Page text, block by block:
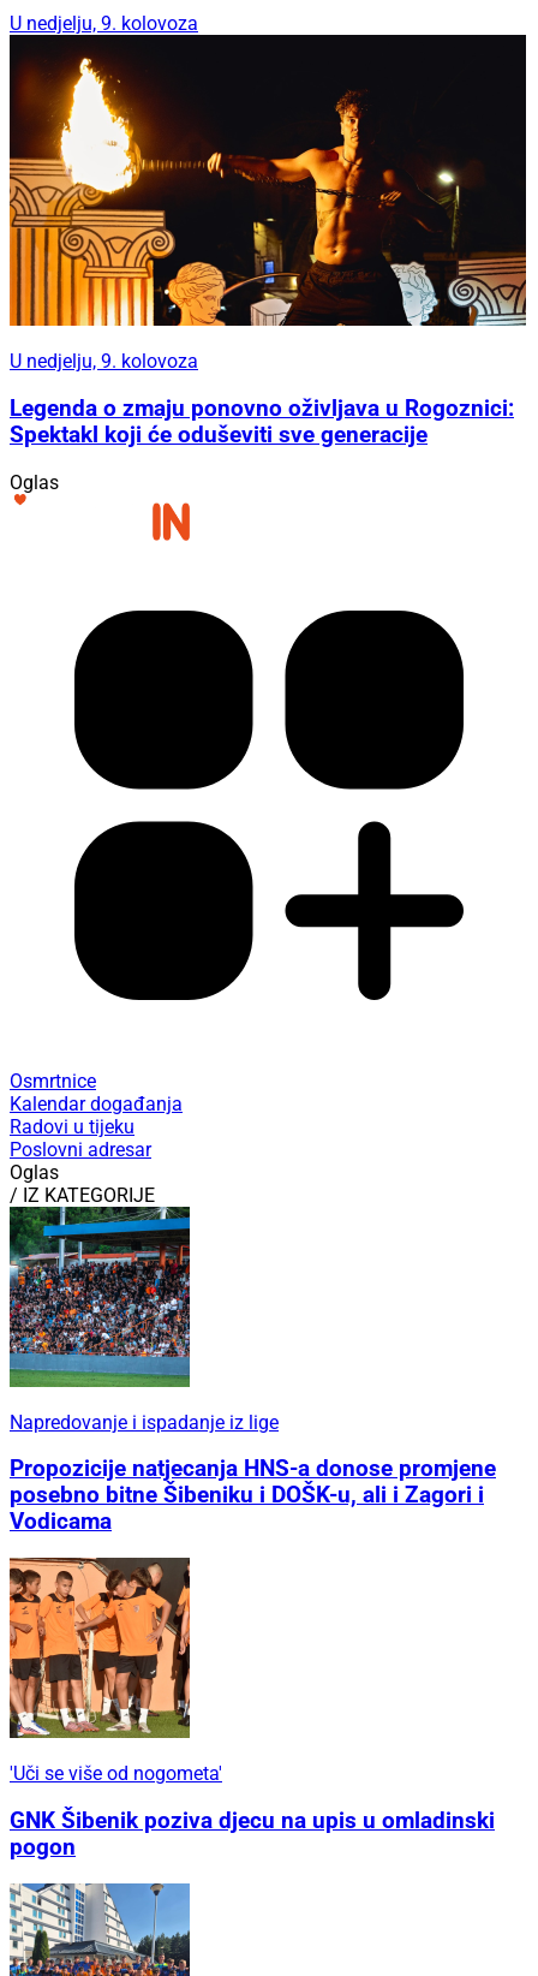
U nedjelju, 9. kolovoza
U nedjelju, 9. kolovoza
Legenda o zmaju ponovno oživljava u Rogoznici:
Spektakl koji će oduševiti sve generacije
Oglas
Osmrtnice
Kalendar događanja
Radovi u tijeku
Poslovni adresar
Oglas
/ IZ KATEGORIJE
Napredovanje i ispadanje iz lige
Propozicije natjecanja HNS-a donose promjene
posebno bitne Šibeniku i DOŠK-u, ali i Zagori i
Vodicama
'Uči se više od nogometa'
GNK Šibenik poziva djecu na upis u omladinski
pogon